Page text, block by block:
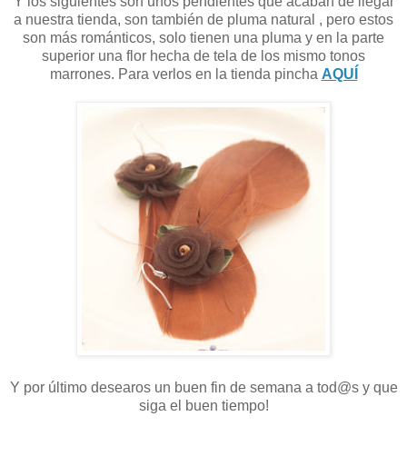
a nuestra tienda, son también de pluma natural , pero estos
son más románticos, solo tienen una pluma y en la parte
superior una flor hecha de tela de los mismo tonos
marrones. Para verlos en la tienda pincha AQUÍ
Y por último desearos un buen fin de semana a tod@s y que
siga el buen tiempo!